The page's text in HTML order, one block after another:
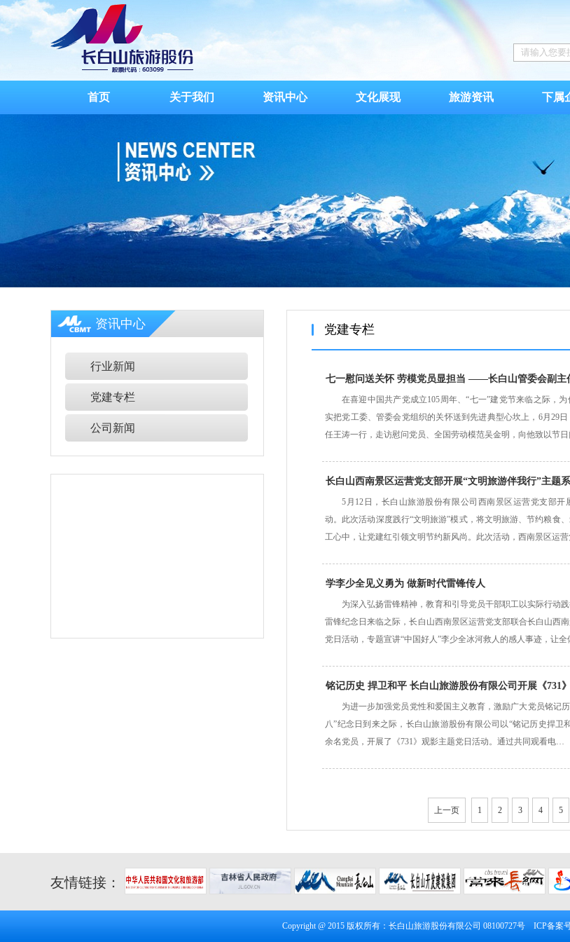
首页 关于我们 资讯中心 文化展现 旅游资讯 下属
资讯中心
行业新闻
党建专栏
公司新闻
党建专栏
七一慰问送关怀 劳模党员显担当 ——长白山管委会副主
在喜迎中国共产党成立105周年、“七一”建党节来临之际，
实把党工委、管委会党组织的关怀送到先进典型心坎上，6月29
任王涛一行，走访慰问党员、全国劳动模范吴金明，向他致以节
长白山西南景区运营党支部开展“文明旅游伴我行”主题
5月12日，长白山旅游股份有限公司西南景区运营党支部开
动。此次活动深度践行“文明旅游”模式，将文明旅游、节约粮食
工心中，让党建红引领文明节约新风尚。此次活动，西南景区运
学李少全见义勇为 做新时代雷锋传人
为深入弘扬雷锋精神，教育和引导党员干部职工以实际行动
雷锋纪念日来临之际，长白山西南景区运营党支部联合长白山西
党日活动，专题宣讲“中国好人”李少全冰河救人的感人事迹，让
铭记历史 捍卫和平 长白山旅游股份有限公司开展《731
为进一步加强党员党性和爱国主义教育，激励广大党员铭记
八”纪念日到来之际，长白山旅游股份有限公司以“铭记历史捍卫
余名党员，开展了《731》观影主题党日活动。通过共同观看电…
上一页 1 2 3 4 5
友情链接：
Copyright @ 2015 版权所有：长白山旅游股份有限公司 08100727号 ICP备案